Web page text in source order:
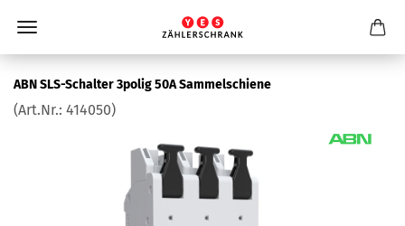
ABN SLS-​Schalter 3polig 50A Sam­mel­schie­ne
(Art.Nr.: 414050)